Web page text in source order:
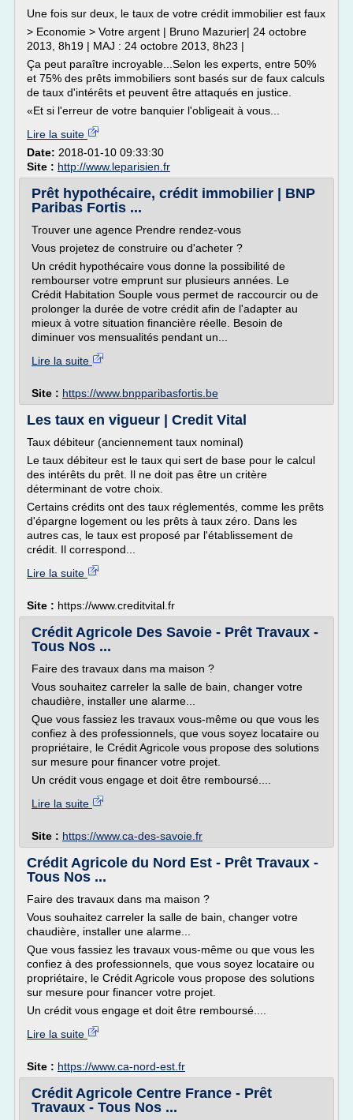
Une fois sur deux, le taux de votre crédit immobilier est faux
> Economie > Votre argent | Bruno Mazurier| 24 octobre
2013, 8h19 | MAJ : 24 octobre 2013, 8h23 |
Ça peut paraître incroyable...Selon les experts, entre 50%
et 75% des prêts immobiliers sont basés sur de faux calculs
de taux d'intérêts et peuvent être attaqués en justice.
«Et si l'erreur de votre banquier l'obligeait à vous...
Lire la suite
Date: 2018-01-10 09:33:30
Site : http://www.leparisien.fr
Prêt hypothécaire, crédit immobilier | BNP
Paribas Fortis ...
Trouver une agence Prendre rendez-vous
Vous projetez de construire ou d'acheter ?
Un crédit hypothécaire vous donne la possibilité de
rembourser votre emprunt sur plusieurs années. Le
Crédit Habitation Souple vous permet de raccourcir ou de
prolonger la durée de votre crédit afin de l'adapter au
mieux à votre situation financière réelle. Besoin de
diminuer vos mensualités pendant un...
Lire la suite
Site : https://www.bnpparibasfortis.be
Les taux en vigueur | Credit Vital
Taux débiteur (anciennement taux nominal)
Le taux débiteur est le taux qui sert de base pour le calcul
des intérêts du prêt. Il ne doit pas être un critère
déterminant de votre choix.
Certains crédits ont des taux réglementés, comme les prêts
d'épargne logement ou les prêts à taux zéro. Dans les
autres cas, le taux est proposé par l'établissement de
crédit. Il correspond...
Lire la suite
Site : https://www.creditvital.fr
Crédit Agricole Des Savoie - Prêt Travaux -
Tous Nos ...
Faire des travaux dans ma maison ?
Vous souhaitez carreler la salle de bain, changer votre
chaudière, installer une alarme...
Que vous fassiez les travaux vous-même ou que vous les
confiez à des professionnels, que vous soyez locataire ou
propriétaire, le Crédit Agricole vous propose des solutions
sur mesure pour financer votre projet.
Un crédit vous engage et doit être remboursé....
Lire la suite
Site : https://www.ca-des-savoie.fr
Crédit Agricole du Nord Est - Prêt Travaux -
Tous Nos ...
Faire des travaux dans ma maison ?
Vous souhaitez carreler la salle de bain, changer votre
chaudière, installer une alarme...
Que vous fassiez les travaux vous-même ou que vous les
confiez à des professionnels, que vous soyez locataire ou
propriétaire, le Crédit Agricole vous propose des solutions
sur mesure pour financer votre projet.
Un crédit vous engage et doit être remboursé....
Lire la suite
Site : https://www.ca-nord-est.fr
Crédit Agricole Centre France - Prêt
Travaux - Tous Nos ...